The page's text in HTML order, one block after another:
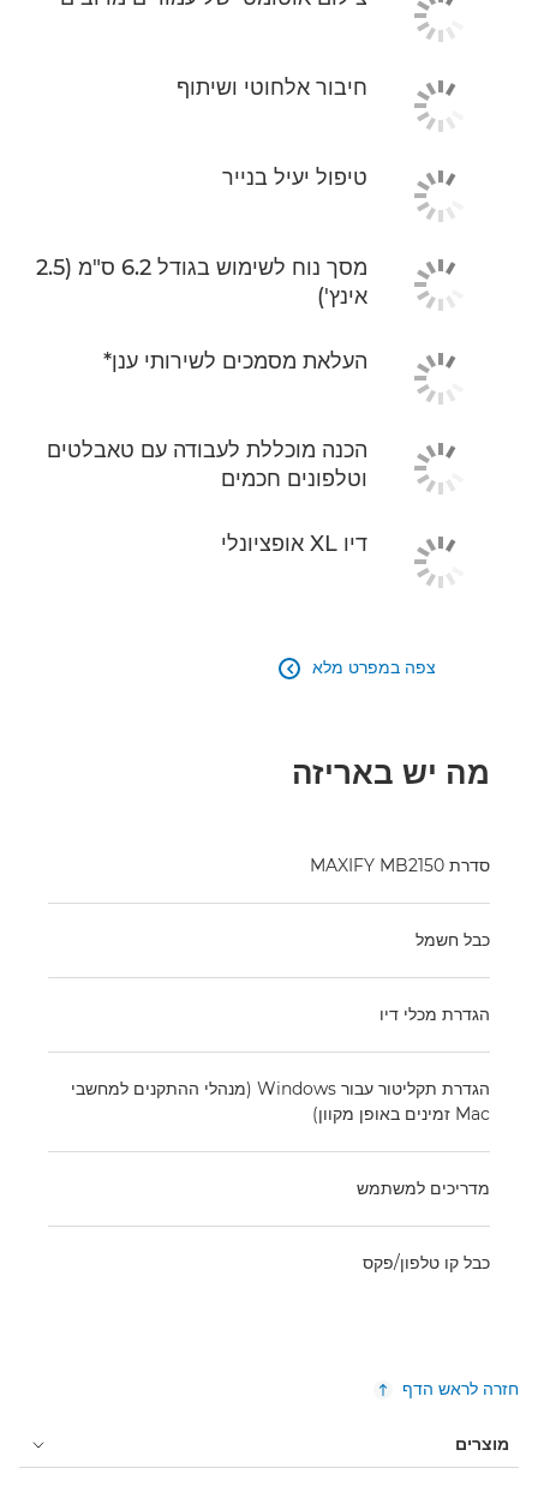
חיבור אלחוטי ושיתוף
טיפול יעיל בנייר
מסך נוח לשימוש בגודל 6.2 ס"מ (2.5
אינץ')
העלאת מסמכים לשירותי ענן*
הכנה מוכללת לעבודה עם טאבלטים
וטלפונים חכמים
דיו XL אופציונלי
צפה במפרט מלא 
מה יש באריזה
סדרת MAXIFY MB2150
כבל חשמל
הגדרת מכלי דיו
הגדרת תקליטור עבור Windows (מנהלי ההתקנים למחשבי
Mac זמינים באופן מקוון)
מדריכים למשתמש
כבל קו טלפון/פקס
חזרה לראש הדף
מוצרים